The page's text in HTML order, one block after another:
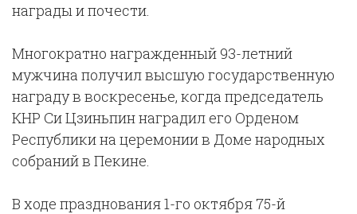
награды и почести.
Многократно награжденный 93-летний
мужчина получил высшую государственную
награду в воскресенье, когда председатель
КНР Си Цзиньпин наградил его Орденом
Республики на церемонии в Доме народных
собраний в Пекине.
В ходе празднования 1-го октября 75-й